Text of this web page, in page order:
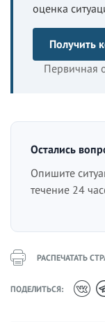
оценка
Получить
Первичная
Остались
Опишите
течение 24
РАСПЕЧАТАТЬ
ПОДЕЛИТЬСЯ: